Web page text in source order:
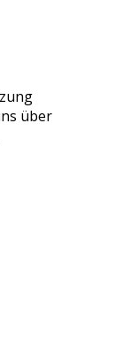
über